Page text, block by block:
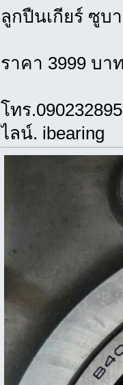
ลูกปืนเกียร์ ซูบ
ราคา 3999 บา
โทร
ไลน์. ibearing